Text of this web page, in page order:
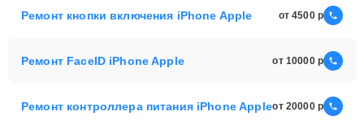
Ремонт кнопки включения iPhone Apple от 4500
Ремонт FaceID iPhone Apple от 10000
Ремонт контроллера питания iPhone Appleот 20000